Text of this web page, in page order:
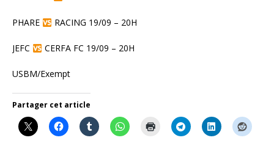
PHARE RACING 19/09 – 20H
JEFC CERFA FC 19/09 – 20H
USBM/Exempt
Partager cet article